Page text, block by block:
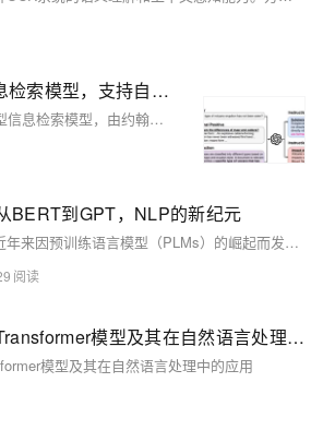
Promptriever：信息检索模型，支持自然语言提示响应用户搜索需求
Promptriever 是一种新型信息检索模型，由约翰斯·霍普金斯大学和 Samaya AI 联合推出。该模型能够接受自然语言提示，并以直观的方式响应用户的搜索需求。通过在 MS MARCO 数据集上的训练，Promptriever 在标准检索任务上表现出色，能够更有效地遵循详细指令，提高查询的鲁棒性和检索性能。
BERT到GPT，NLP的新纪元
自然语言处理（NLP）近年来因预训练语言模型（PLMs）的崛起而发生巨大变革。BERT和GPT等模型在学术与工业界取得突破性进展。本文探讨PLMs原理、发展历程及其实际应用，涵盖文本分类、命名实体识别、问答系统等场景，并通过实战案例展示如何使用这些强大的工具解决复杂的NLP任务。
探索深度学习中的Transformer模型及其在自然语言处理中的应用
模型及其在自然语言处理中的应用